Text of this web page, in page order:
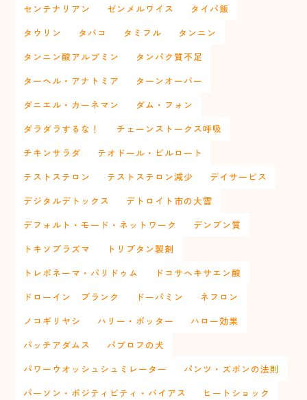
センテナリアン
ゼンメルワイス
タイパ飯
タウリン
タバコ タミフル
タンニン
タンニン酸アルブミン
タンパク質不足
ターヘル・アナトミア
ターンオーバー
ダニエル・カーネマン
ダム・フォン
ダラダラするな！
チェーンストークス呼吸
チキンサラダ
テオドール・ビルロート
テストステロン
テストステロン減少
デイサービス
デジタルデトックス
デトロイト市の大雪
デフォルト・モード・ネットワーク
デンプン質
トキソプラズマ
トリプタン製剤
トレポネーマ・パリドゥム
ドコサヘキサエン酸
ドローイン プランク
ドーパミン
ネフロン
ノコギリヤシ
ハリー・ポッター
ハロー効果
パッチアダムス
パブロフの犬
パワーウオッシュシュミレーター
パンツ・ズボンの法則
パーソン・ポジティビティ・バイアス
ヒートショック